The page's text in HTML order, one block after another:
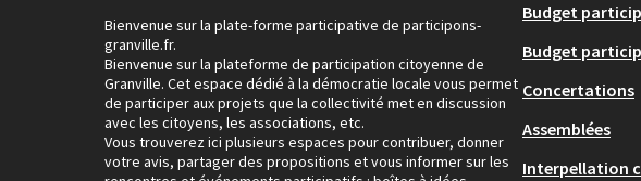
Bienvenue sur la plate-forme participative de participons-
granville.fr.
Bienvenue sur la plateforme de participation citoyenne de
Granville. Cet espace dédié à la démocratie locale vous permet
de participer aux projets que la collectivité met en discussion
avec les citoyens, les associations, etc.
Vous trouverez ici plusieurs espaces pour contribuer, donner
votre avis, partager des propositions et vous informer sur les
Budget
Budget
Concertations
Assemblées
Interpellation